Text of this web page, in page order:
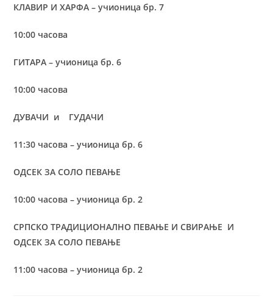
КЛАВИР И ХАРФА – учионица бр. 7
10:00 часова
ГИТАРА – учионица бр. 6
10:00 часова
ДУВАЧИ и ГУДАЧИ
11:30 часова – учионица бр. 6
ОДСЕК ЗА СОЛО ПЕВАЊЕ
10:00 часова – учионица бр. 2
СРПСКО ТРАДИЦИОНАЛНО ПЕВАЊЕ И СВИРАЊЕ И
ОДСЕК ЗА СОЛО ПЕВАЊЕ
11:00 часова – учионица бр. 2